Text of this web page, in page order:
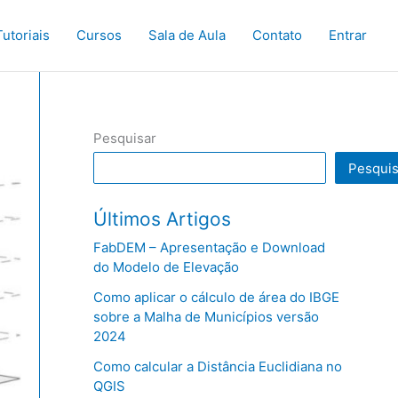
Cursos Sala de Aula Contato Entrar
Pesquisar
Últimos Artigos
FabDEM – Apresentação e Download
do Modelo de Elevação
Como aplicar o cálculo de área do IBGE
sobre a Malha de Municípios versão
2024
Como calcular a Distância Euclidiana no
QGIS